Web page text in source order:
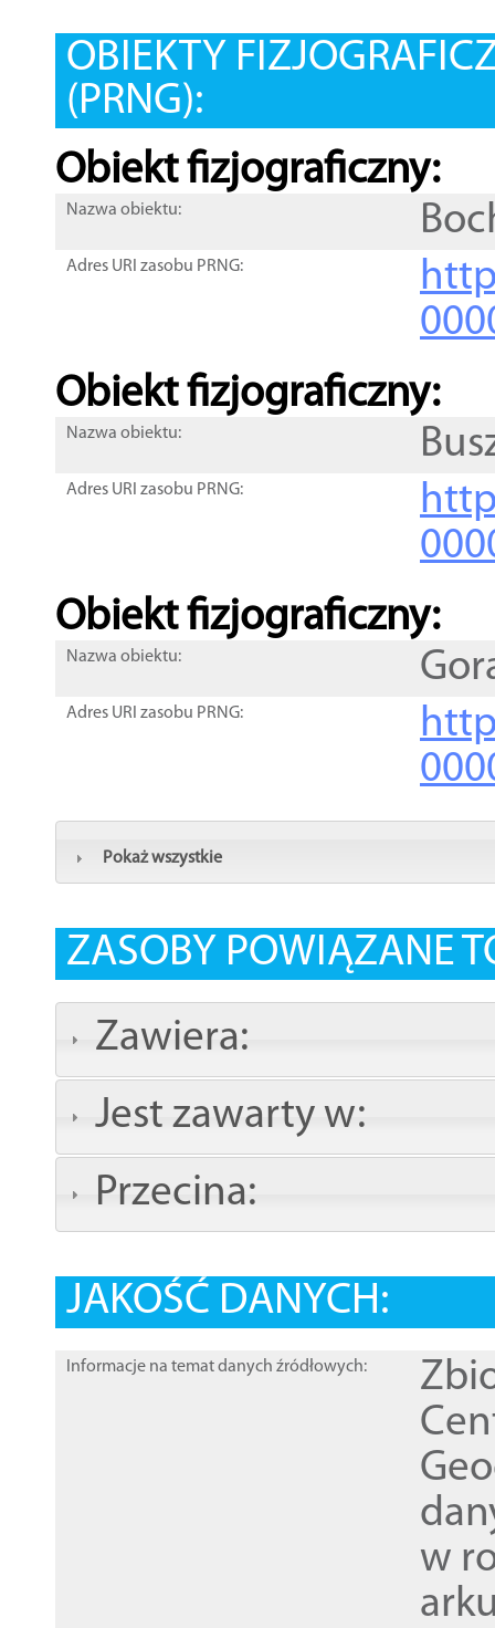
OBIEKTY
(PRNG):
Obiekt fizjograficzny:
Nazwa obiektu:
Adres URI zasobu PRNG:
Obiekt fizjograficzny:
Nazwa obiektu:
Adres URI zasobu PRNG:
Obiekt fizjograficzny:
Nazwa obiektu:
Adres URI zasobu PRNG:
Pokaż wszystkie
ZASOBY POWIĄZANE
Zawiera:
Jest zawarty w:
Przecina:
JAKOŚĆ DANYCH:
Informacje na temat danych źródłowych:
w